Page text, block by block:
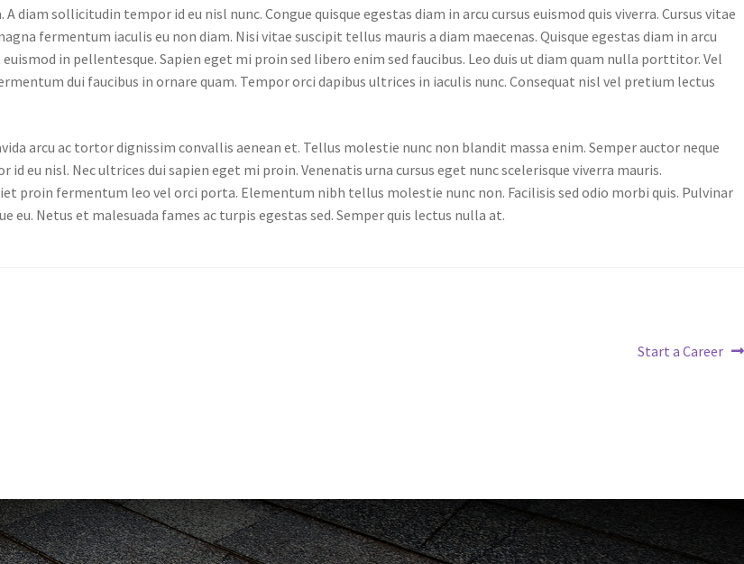
sollicitudin tempor id eu nisl nunc. Congue quisque egestas diam in arcu cursus euismod quis viverra. Cursus vitae
fermentum iaculis eu non diam. Nisi vitae suscipit tellus mauris a diam maecenas. Quisque egestas diam in arcu
in pellentesque. Sapien eget mi proin sed libero enim sed faucibus. Leo duis ut diam quam nulla porttitor. Vel
dui faucibus in ornare quam. Tempor orci dapibus ultrices in iaculis nunc. Consequat nisl vel pretium lectus
arcu ac tortor dignissim convallis aenean et. Tellus molestie nunc non blandit massa enim. Semper auctor neque
nisl. Nec ultrices dui sapien eget mi proin. Venenatis urna cursus eget nunc scelerisque viverra mauris.
proin fermentum leo vel orci porta. Elementum nibh tellus molestie nunc non. Facilisis sed odio morbi quis. Pulvinar
Netus et malesuada fames ac turpis egestas sed. Semper quis lectus nulla at.
Start a Career